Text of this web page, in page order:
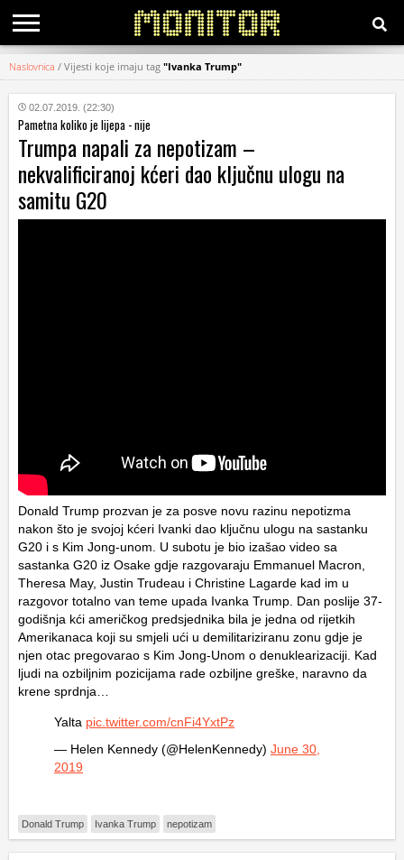
KATEGORIJE
HRVATSKI
WEB
Naslovnica / Vijesti koje imaju tag "Ivanka Trump"
02.07.2019. (22:30)
Pametna koliko je lijepa - nije
Trumpa napali za nepotizam –
nekvalificiranoj kćeri dao ključnu ulogu na
samitu G20
Donald Trump prozvan je za posve novu razinu nepotizma
nakon što je svojoj kćeri Ivanki dao ključnu ulogu na sastanku
G20 i s Kim Jong-unom. U subotu je bio izašao video sa
sastanka G20 iz Osake gdje razgovaraju Emmanuel Macron,
Theresa May, Justin Trudeau i Christine Lagarde kad im u
razgovor totalno van teme upada Ivanka Trump. Dan poslije 37-
godišnja kći američkog predsjednika bila je jedna od rijetkih
Amerikanaca koji su smjeli ući u demilitariziranu zonu gdje je
njen otac pregovarao s Kim Jong-Unom o denuklearizaciji. Kad
ljudi na ozbiljnim pozicijama rade ozbiljne greške, naravno da
krene sprdnja…
Yalta pic.twitter.com/cnFi4YxtPz
— Helen Kennedy (@HelenKennedy) June 30,
2019
Donald Trump Ivanka Trump nepotizam